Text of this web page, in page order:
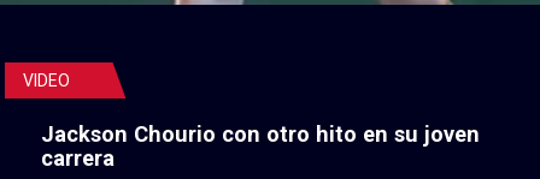
VIDEO
Jackson Chourio con otro hito en su joven
carrera